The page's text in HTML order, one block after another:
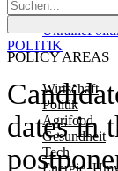
POLICY AREAS
Wirtschaft
Politik
Agrifood
Gesundheit
Tech
Energie,
Ukraine
dates in
POLITIK